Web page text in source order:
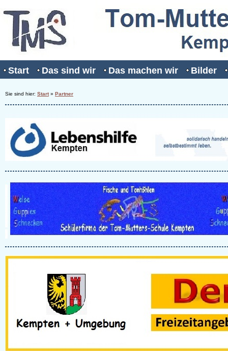
Start Das sind wir Das machen wir Bilder
Sie sind hier: Start» Partner